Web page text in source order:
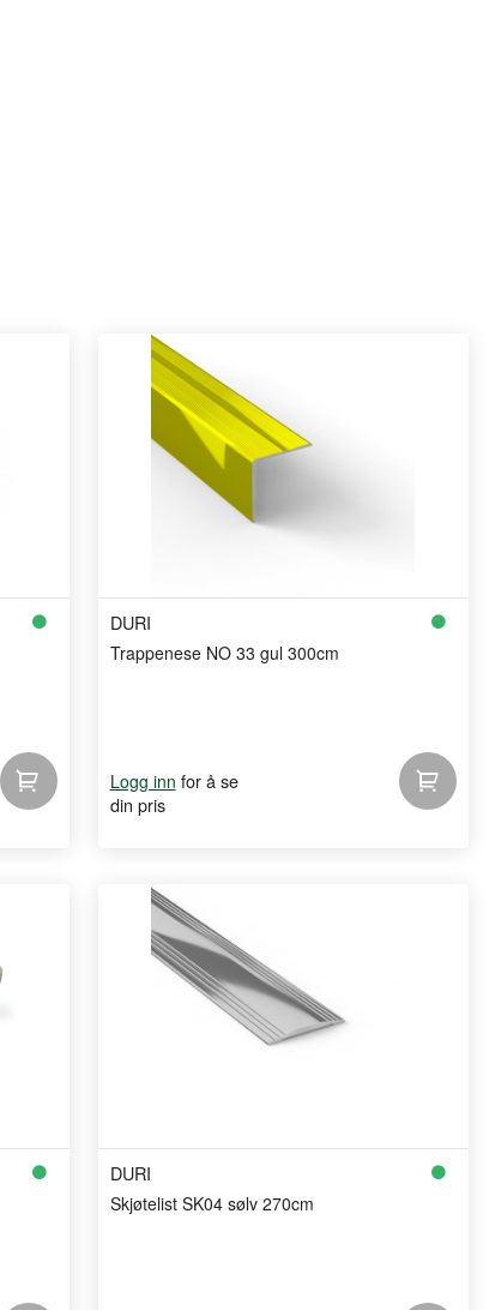
DURI
Trappenese NO 33 gul 300cm
Logg inn for å se
din pris
DURI
Skjøtelist SK04 sølv 270cm